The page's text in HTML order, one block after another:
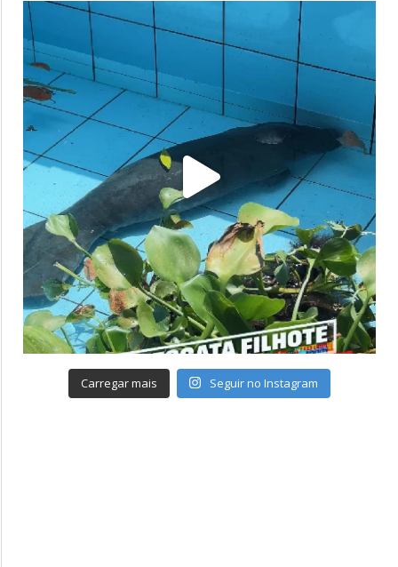
Carregar mais Seguir no Instagram